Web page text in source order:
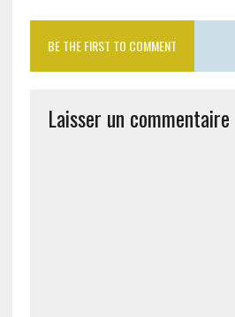
BE THE FIRST TO COMMENT
Laisser un commentaire